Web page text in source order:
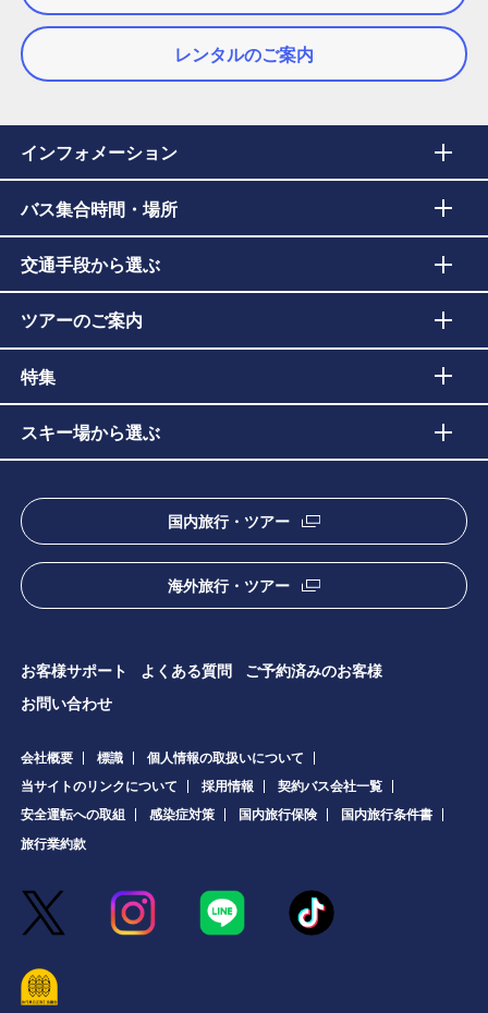
レンタルのご案内
インフォメーション
バス集合時間・場所
交通手段から選ぶ
ツアーのご案内
特集
スキー場から選ぶ
国内旅行・ツアー
海外旅行・ツアー
お客様サポート よくある質問
ご予約済みのお客様
お問い合わせ
会社概要 標識
個人情報の取扱いについて
当サイトのリンクについて
採用情報
契約バス会社一覧
安全運転への取組
感染症対策 国内旅行保険
国内旅行条件書
旅行業約款